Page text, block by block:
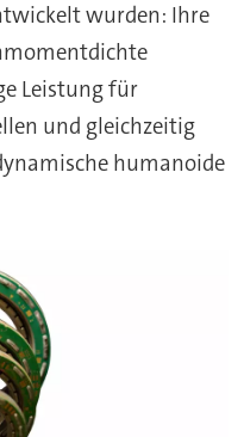
wurden: Ihre
Leistung für
und gleichzeitig
humanoide